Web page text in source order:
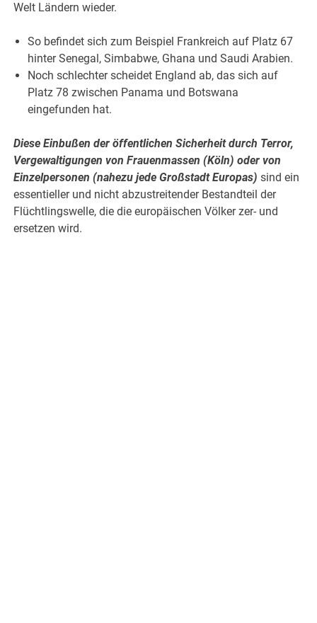
Welt Ländern wieder.
So befindet sich zum Beispiel Frankreich auf Platz 67
hinter Senegal, Simbabwe, Ghana und Saudi Arabien.
Noch schlechter scheidet England ab, das sich auf
Platz 78 zwischen Panama und Botswana
eingefunden hat.
Diese Einbußen der öffentlichen Sicherheit durch Terror,
Vergewaltigungen von Frauenmassen (Köln) oder von
Einzelpersonen (nahezu jede Großstadt Europas) sind ein
essentieller und nicht abzustreitender Bestandteil der
Flüchtlingswelle, die die europäischen Völker zer- und
ersetzen wird.